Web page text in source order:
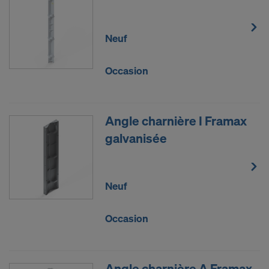
Neuf
Occasion
Angle charnière I Framax
galvanisée
Neuf
Occasion
fins de contrôle et de surveillance et en ce que
vous êtes largement dépourvu de droits effectifs et
exécutoires contre cette procédure des autorités
américaines.
Nous coopérons avec les destinataires suivants par
le biais de diverses applications :
Facebook LLC
Google LLC
MaxMind Inc.
Microsoft Corporation